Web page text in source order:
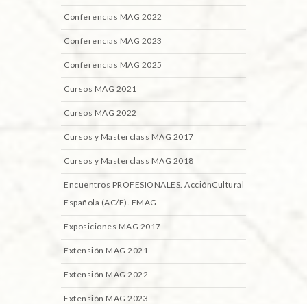
Conferencias MAG 2022
Conferencias MAG 2023
Conferencias MAG 2025
Cursos MAG 2021
Cursos MAG 2022
Cursos y Masterclass MAG 2017
Cursos y Masterclass MAG 2018
Encuentros PROFESIONALES. AcciónCultural
Española (AC/E). FMAG
Exposiciones MAG 2017
Extensión MAG 2021
Extensión MAG 2022
Extensión MAG 2023